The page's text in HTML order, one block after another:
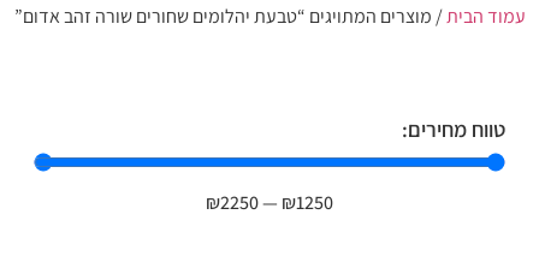
עמוד הבית/ מוצרים המתויגים “טבעת יהלומים שחורים שורה זהב אדום”
טווח מחירים:
₪1250
—
₪2250